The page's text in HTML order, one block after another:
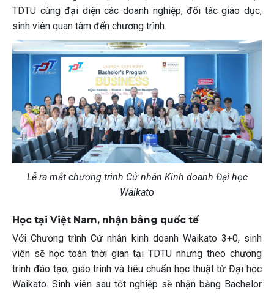
TDTU cùng đại diện các doanh nghiệp, đối tác giáo dục,
sinh viên quan tâm đến chương trình.
Lễ ra mắt chương trình Cử nhân Kinh doanh Đại học
Waikato
Học tại Việt Nam, nhận bằng quốc tế
Với Chương trình Cử nhân kinh doanh Waikato 3+0, sinh
viên sẽ học toàn thời gian tại TDTU nhưng theo chương
trình đào tạo, giáo trình và tiêu chuẩn học thuật từ Đại học
Waikato. Sinh viên sau tốt nghiệp sẽ nhận bằng Bachelor